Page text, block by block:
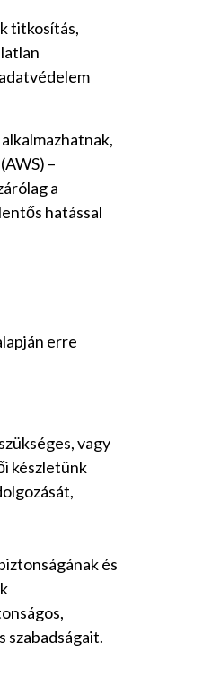
titkosítás,
–
a
hatással
erre
vagy
készletünk
és
szabadságait.